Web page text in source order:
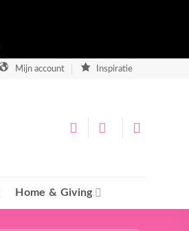
Mijn account Inspiratie
Home & Giving